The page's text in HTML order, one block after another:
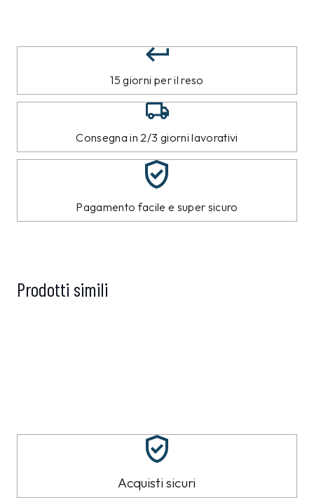
15 giorni per il reso
Consegna in 2/3 giorni lavorativi
Pagamento facile e super sicuro
Prodotti simili
Acquisti sicuri